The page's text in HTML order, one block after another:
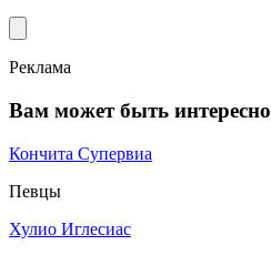
Реклама
Вам может быть интересно
Кончита Супервиа
Певцы
Хулио Иглесиас